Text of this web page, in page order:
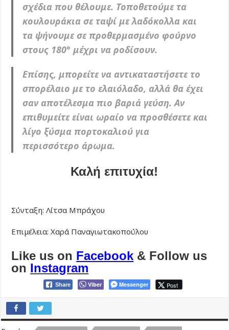
σχέδια που θέλουμε. Τοποθετούμε τα
κουλουράκια σε ταψί με λαδόκολλα και
τα ψήνουμε σε προθερμασμένο φούρνο
στους 180° μέχρι να ροδίσουν.
Επίσης, μπορείτε να αντικαταστήσετε το
σπορέλαιο με το ελαιόλαδο, αλλά θα έχει
σαν αποτέλεσμα πιο βαριά γεύση. Αν
επιθυμείτε είναι ωραίο να προσθέσετε και
λίγο ξύσμα πορτοκαλιού για
περισσότερο άρωμα.
Καλή επιτυχία!
Σύνταξη: Λίτσα Μπράχου
Επιμέλεια: Χαρά Παναγιωτακοπούλου
Like us on Facebook & Follow us
on Instagram
Share Viber Messenger Post